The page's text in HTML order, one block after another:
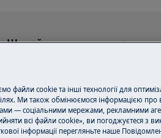
Шукайте серед наших
файли cookie та інші технології для
Ми також обмінюємося інформацією про
— соціальними мережами, рекламними
всі файли cookie», ви погоджуєтеся з
інформації перегляньте наше